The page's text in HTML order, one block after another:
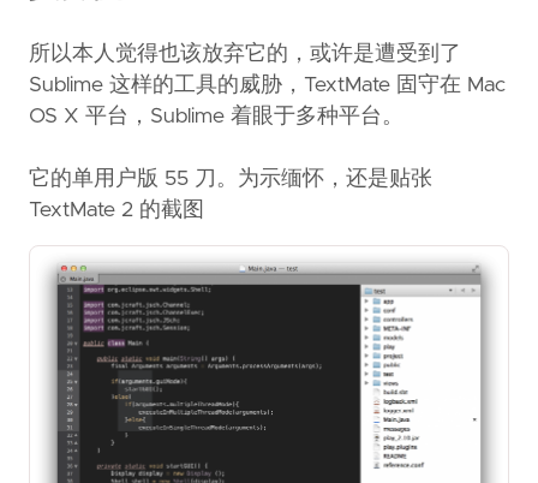
所以本人觉得也该放弃它的，或许是遭受到了
Sublime 这样的工具的威胁，TextMate 固守在 Mac
OS X 平台，Sublime 着眼于多种平台。
它的单用户版 55 刀。为示缅怀，还是贴张
TextMate 2 的截图